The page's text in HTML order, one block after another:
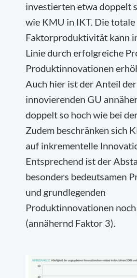
investierten etwa doppelt
wie KMU in IKT. Die totale
Faktorproduktivität kann
Linie durch erfolgreiche
Produktinnovationen
Auch hier ist der Anteil der
innovierenden GU
doppelt so hoch wie bei
Zudem beschränken sich
auf inkrementelle
Entsprechend ist der
besonders bedeutsamen
und grundlegenden
Produktinnovationen
(annähernd Faktor 3).